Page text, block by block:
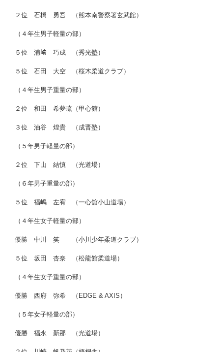
２位 石橋 勇吾 （熊本南警察署玄武館）
（４年生男子軽量の部）
５位 浦﨑 巧成 （秀光塾）
５位 石田 大空 （桜木柔道クラブ）
（４年生男子重量の部）
２位 和田 希夢琉（甲心館）
３位 油谷 煌貴 （成晋塾）
（５年男子軽量の部）
２位 下山 結慎 （光道場）
（６年男子重量の部）
５位 福嶋 左宥 （一心舘小山道場）
（４年生女子軽量の部）
優勝 中川 笑 （小川少年柔道クラブ）
５位 坂田 杏奈 （松龍館柔道場）
（４年生女子重量の部）
優勝 西府 弥希 （EDGE & AXIS）
（５年女子軽量の部）
優勝 福永 新那 （光道場）